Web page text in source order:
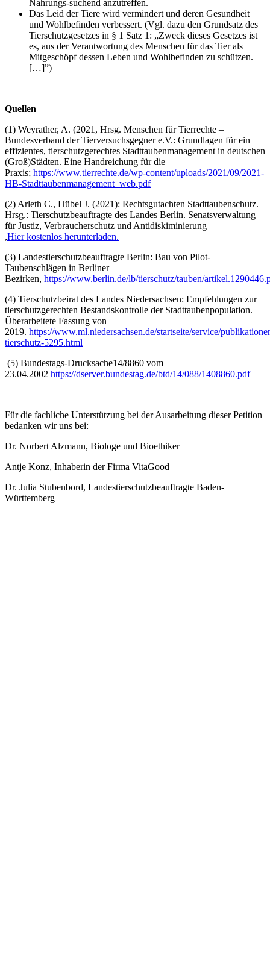
Nahrungs-suchend anzutreffen.
Das Leid der Tiere wird vermindert und deren Gesundheit
und Wohlbefinden verbessert. (Vgl. dazu den Grundsatz des
Tierschutzgesetzes in § 1 Satz 1: „Zweck dieses Gesetzes ist
es, aus der Verantwortung des Menschen für das Tier als
Mitgeschöpf dessen Leben und Wohlbefinden zu schützen.
[…]”)
Quellen
(1) Weyrather, A. (2021, Hrsg. Menschen für Tierrechte –
Bundesverband der Tierversuchsgegner e.V.: Grundlagen für ein
effizientes, tierschutzgerechtes Stadttaubenmanagement in deutschen
(Groß)Städten. Eine Handreichung für die
Praxis; https://www.tierrechte.de/wp-content/uploads/2021/09/2021-
HB-Stadttaubenmanagement_web.pdf
(2) Arleth C., Hübel J. (2021): Rechtsgutachten Stadttaubenschutz.
Hrsg.: Tierschutzbeauftragte des Landes Berlin. Senatsverwaltung
für Justiz, Verbraucherschutz und Antidiskiminierung
,Hier kostenlos herunterladen.
(3) Landestierschutzbeauftragte Berlin: Bau von Pilot-
Taubenschlägen in Berliner
Bezirken, https://www.berlin.de/lb/tierschutz/tauben/
(4) Tierschutzbeirat des Landes Niedersachsen: Empfehlungen zur
tierschutzgerechten Bestandskontrolle der Stadttaubenpopulation.
Überarbeitete Fassung von
2019. https://www.ml.niedersachsen.de/startseite/service/
tierschutz-5295.html
(5) Bundestags-Drucksache14/8860 vom
23.04.2002 https://dserver.bundestag.de/btd/14/088/1408860.pdf
Für die fachliche Unterstützung bei der Ausarbeitung dieser Petition
bedanken wir uns bei:
Dr. Norbert Alzmann, Biologe und Bioethiker
Antje Konz, Inhaberin der Firma VitaGood
Dr. Julia Stubenbord, Landestierschutzbeauftragte Baden-
Württemberg